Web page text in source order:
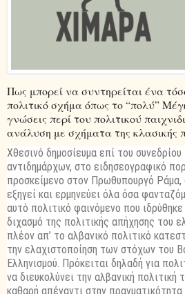
Πως μπορεί να συντηρείται ένα
πολιτικό σχήμα όπως το “πολύ”
γνώσεις περί του πολιτικού
ανάλυση με σχήματα της κλασικής
Χθεσινό δημοσίευμα επί του
αντιδημάρχων, στο ειδησεογραφικό
προσκείμενο στον Πρωθυπουργό Ράμα,
εξηγεί και ερμηνεύει όλα όσα
αυτό πολιτικό φαινόμενο που
διχασμό της πολιτικής απήχησης του
πλέον απ’ το αλβανικό πολιτικό
την ελαχιστοποίηση των στόχων του
Ελληνισμού. Πρόκειται δηλαδή για
να διευκολύνει την αλβανική πολιτική
καθαρή απέναντι στην